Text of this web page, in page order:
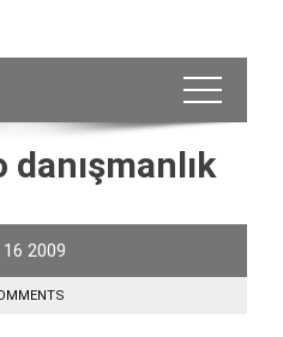
danışmanlık
16 2009